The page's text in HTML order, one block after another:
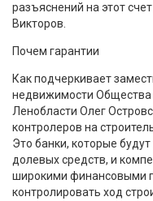
разъяснений на этот
Викторов.
Почем гарантии
Как подчеркивает
недвижимости Общества
Ленобласти Олег
контролеров на
Это банки, которые
долевых средств, и
широкими финансовыми
контролировать ход